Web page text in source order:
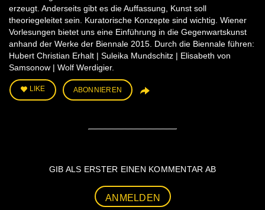
erzeugt. Anderseits gibt es die Auffassung, Kunst soll
theoriegeleitet sein. Kuratorische Konzepte sind wichtig. Wiener
Vorlesungen bietet uns eine Einführung in die Gegenwartskunst
anhand der Werke der Biennale 2015. Durch die Biennale führen:
Hubert Christian Erhalt | Suleika Mundschitz | Elisabeth von
Samsonow | Wolf Werdigier.
LIKE ABONNIEREN
GIB ALS ERSTER EINEN KOMMENTAR AB
ANMELDEN